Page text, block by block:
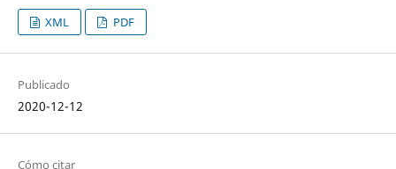
XML PDF
Publicado
2020-12-12
Cómo citar